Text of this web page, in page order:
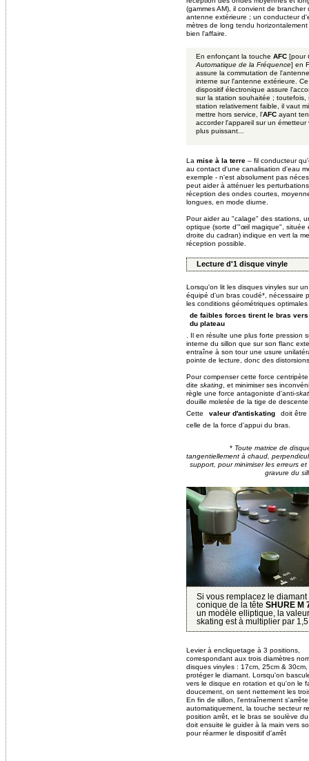
(gammes AM), il convient de brancher
antenne extérieure ; un conducteur
mètres de long tendu horizontalement
bien l'affaire.
En enfonçant la touche AFC [pour
Automatique de la Fréquence] en
assure la commutation de
interne sur l'antenne extérieure. Ce
dispositif électronique assure
sur la station souhaitée ; toutefois,
station relativement faible, il vaut
mettre hors service, l'AFC ayant
accorder l'appareil sur un émetteur
plus puissant...
La mise à la terre – fil conducteur
au contact d'une canalisation d'eau
exemple - n'est absolument pas
peut aider à atténuer les
réception des ondes courtes,
longues, en mode diurne.
Pour aider au "calage" des stations,
optique (sorte d'"œil magique", située
droite du cadran) indique en vert la
réception possible.
Lecture d'1 disque vinyle
Lorsqu'on lit les disques vinyles sur
équipé d'un bras coudé*, nécessaire
les conditions géométriques
de faibles forces tirent le bras
du plateau
. Il en résulte une plus forte pression
interne du sillon que sur son flanc
entraîne à son tour une usure
pointe de lecture, donc des
Pour compenser cette force
dite skating , et minimiser ses
règle une force antagoniste d'anti-
douille moletée de la tige de
Cette
valeur d'antiskating
doit être
celle de la force d'appui du bras.
* Toute matrice de
tangentiellement à chaud,
support, pour minimiser les erreurs
gravure du
Si vous remplacez le diamant
conique de la tête SHURE M
un modèle elliptique, la
skating est à multiplier par
Levier à encliquetage à 3 positions,
correspondant aux trois diamètres
disques vinyles : 17cm, 25cm &
protéger le diamant. Lorsqu'on
vers le disque en rotation et qu'on le
doucement, on sent nettement les
En fin de sillon, l'entraînement s'arrête
automatiquement, la touche secteur
position arrêt, et le bras se soulève
doit ensuite le guider à la main vers
pour réarmer le dispositif d'arrêt